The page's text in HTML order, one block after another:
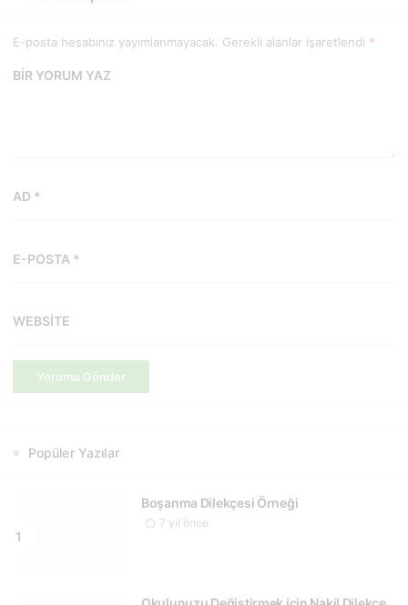
E-posta hesabınız yayımlanmayacak. Gerekli alanlar işaretlendi *
BIR YORUM YAZ
AD *
E-POSTA *
WEBSITE
Yorumu Gönder
Popüler Yazılar
Boşanma Dilekçesi Örneği
7 yıl önce